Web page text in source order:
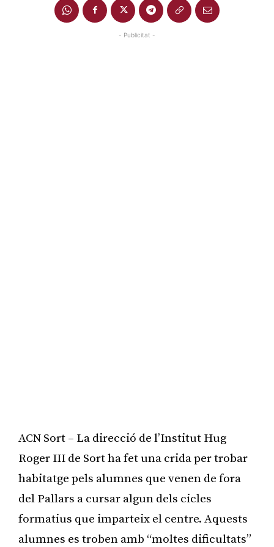
- Publicitat -
ACN Sort – La direcció de l’Institut Hug
Roger III de Sort ha fet una crida per trobar
habitatge pels alumnes que venen de fora
del Pallars a cursar algun dels cicles
formatius que imparteix el centre. Aquests
alumnes es troben amb “moltes dificultats”